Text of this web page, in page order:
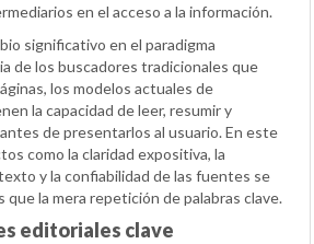
en el acceso a la información.
significativo en el paradigma
de los buscadores tradicionales que
los modelos actuales de
la capacidad de leer, resumir y
de presentarlos al usuario. En este
como la claridad expositiva, la
y la confiabilidad de las fuentes se
que la mera repetición de palabras clave.
editoriales clave